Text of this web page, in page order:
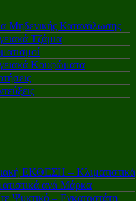
Μηδενικής Κατανάλωσης
Τζάμια
Κουφώματα
ΕΚΘΕΣΗ – Κλιματιστικά
ανά Μάρκα
Ψυκτικό – Εγκαταστάτη